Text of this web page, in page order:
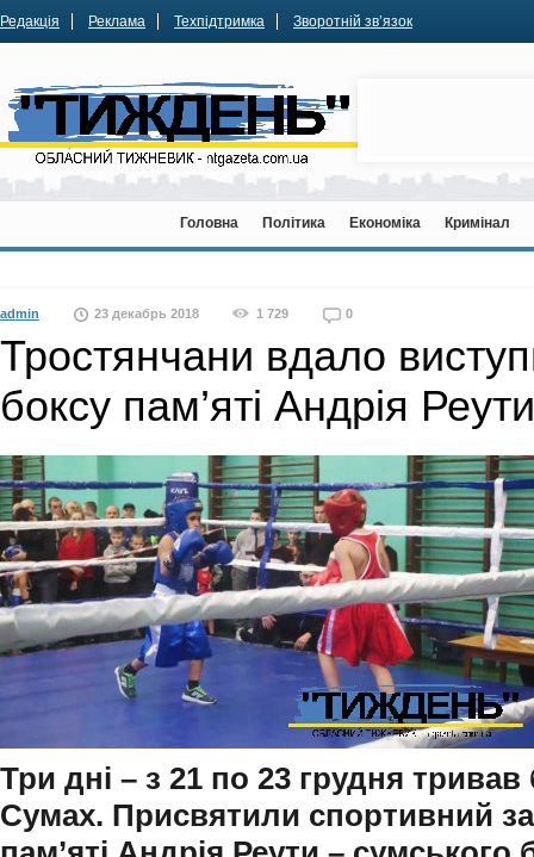
Редакція Реклама Техпідтримка Зворотній зв’язок
Головна Політика Економіка Кримінал
admin 23 декабрь 2018 1 729 0
Тростянчани вдало
боксу пам’яті Андрія Реути
Три дні – з 21 по 23 грудня тривав
Сумах. Присвятили спортивний